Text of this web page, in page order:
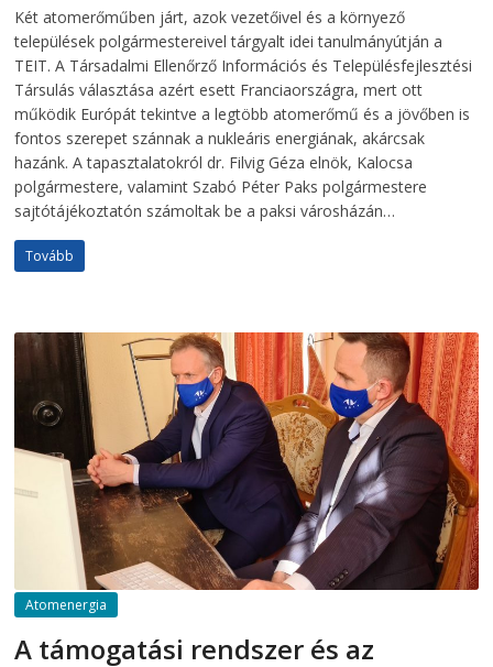
Két atomerőműben járt, azok vezetőivel és a környező
települések polgármestereivel tárgyalt idei tanulmányútján a
TEIT. A Társadalmi Ellenőrző Információs és Településfejlesztési
Társulás választása azért esett Franciaországra, mert ott
működik Európát tekintve a legtöbb atomerőmű és a jövőben is
fontos szerepet szánnak a nukleáris energiának, akárcsak
hazánk. A tapasztalatokról dr. Filvig Géza elnök, Kalocsa
polgármestere, valamint Szabó Péter Paks polgármestere
sajtótájékoztatón számoltak be a paksi városházán…
Tovább
Atomenergia
A támogatási rendszer és az